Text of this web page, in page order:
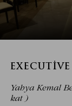
Yahya Kemal
kat )